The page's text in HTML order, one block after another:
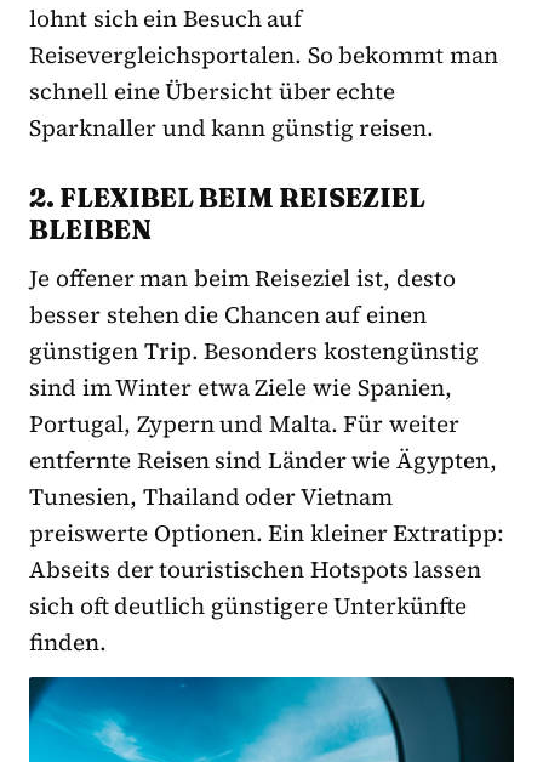
lohnt sich ein Besuch auf
Reisevergleichsportalen. So bekommt man
schnell eine Übersicht über echte
Sparknaller und kann günstig reisen.
2. FLEXIBEL BEIM REISEZIEL
BLEIBEN
Je offener man beim Reiseziel ist, desto
besser stehen die Chancen auf einen
günstigen Trip. Besonders kostengünstig
sind im Winter etwa Ziele wie Spanien,
Portugal, Zypern und Malta. Für weiter
entfernte Reisen sind Länder wie Ägypten,
Tunesien, Thailand oder Vietnam
preiswerte Optionen. Ein kleiner Extratipp:
Abseits der touristischen Hotspots lassen
sich oft deutlich günstigere Unterkünfte
finden.